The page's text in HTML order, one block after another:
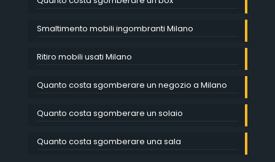
Smaltimento mobili ingombranti Milano
Ritiro mobili usati Milano
Quanto costa sgomberare un negozio a Milano
Quanto costa sgomberare un solaio
Quanto costa sgomberare una sala